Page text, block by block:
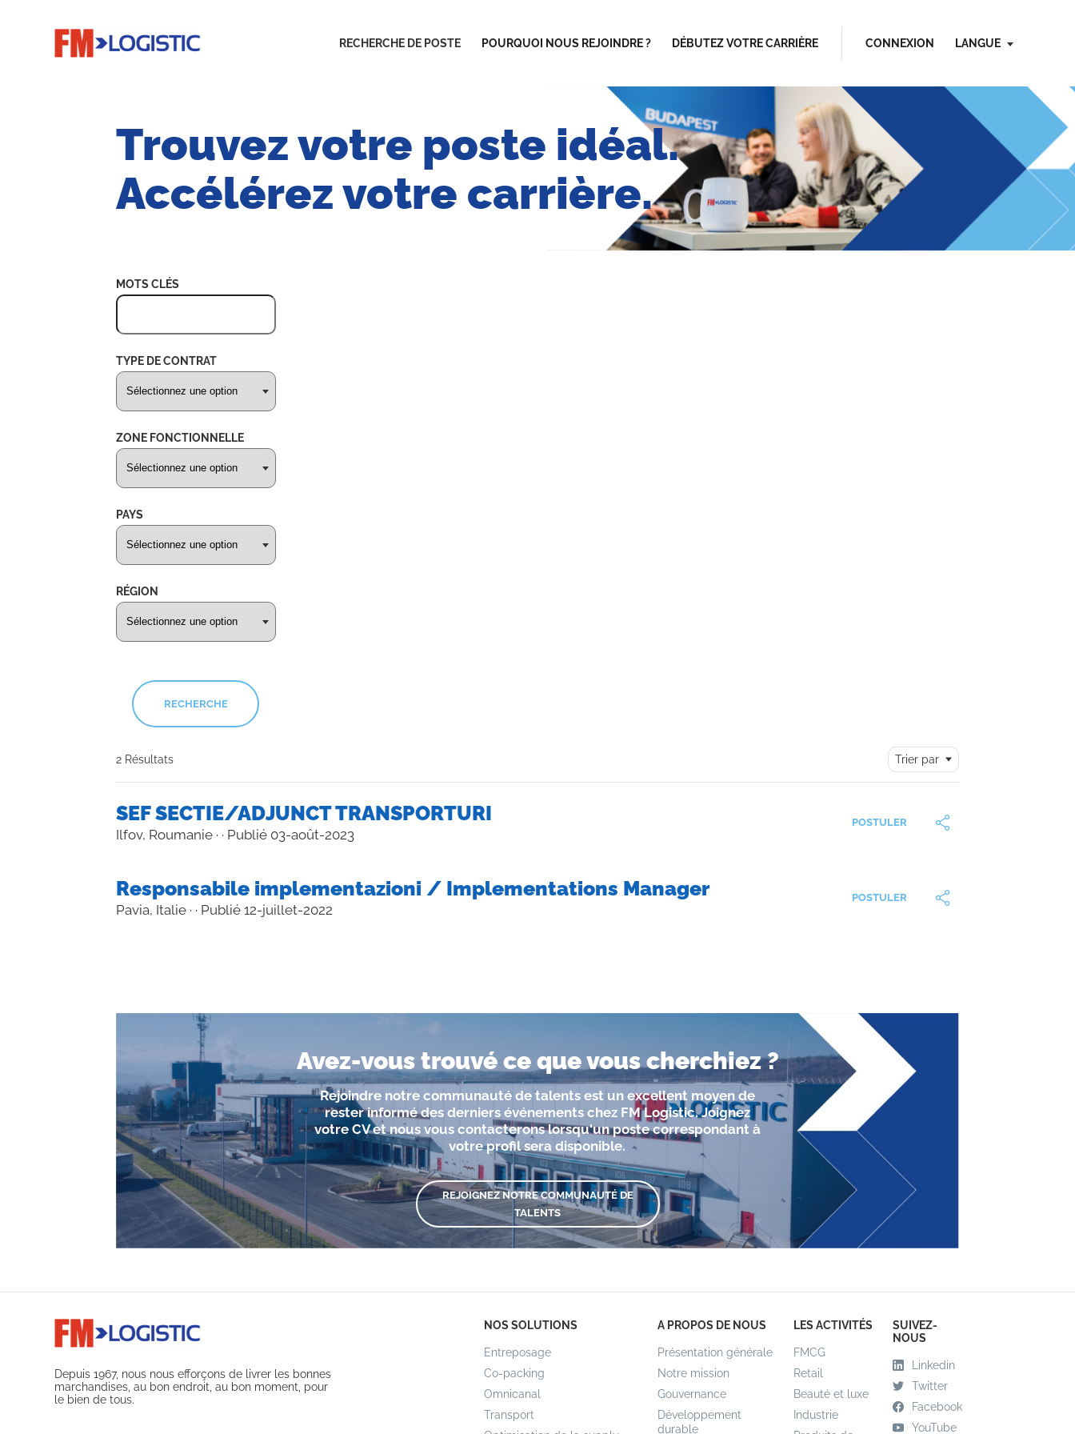
RECHERCHE DE POSTE POURQUOI NOUS REJOINDRE ? DÉBUTEZ VOTRE CARRIÈRE CONNEXION LANGUE
Trouvez votre poste idéal.
Accélérez votre carrière.
Recherche de postes vacants
MOTS CLÉS
TYPE DE CONTRAT
ZONE FONCTIONNELLE
PAYS
RÉGION
RECHERCHE
2 Résultats Trier par
SEF SECTIE/ADJUNCT TRANSPORTURI
Ilfov, Roumanie · · Publié 03-août-2023
POSTULER
Responsabile implementazioni / Implementations Manager
Pavia, Italie · · Publié 12-juillet-2022
POSTULER
Avez-vous trouvé ce que vous cherchiez ?
Rejoindre notre communauté de talents est un excellent moyen de
rester informé des derniers événements chez FM Logistic. Joignez
votre CV et nous vous contacterons lorsqu'un poste correspondant à
votre profil sera disponible.
REJOIGNEZ NOTRE COMMUNAUTÉ DE
TALENTS
Depuis 1967, nous nous efforçons de livrer les bonnes
marchandises, au bon endroit, au bon moment, pour
le bien de tous.
NOS SOLUTIONS
Entreposage
Co-packing
Omnicanal
Transport
A PROPOS DE NOUS
Présentation générale
Notre mission
Gouvernance
Développement
durable
LES ACTIVITÉS
FMCG
Retail
Beauté et luxe
Industrie
SUIVEZ-
NOUS
Linkedin
Twitter
Facebook
YouTube